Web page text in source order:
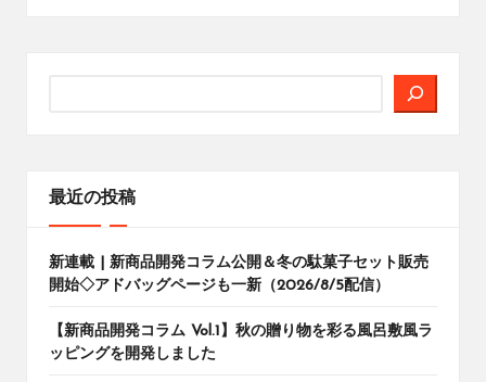
最近の投稿
新連載 | 新商品開発コラム公開＆冬の駄菓子セット販売
開始◇アドバッグページも一新（2026/8/5配信）
【新商品開発コラム Vol.1】秋の贈り物を彩る風呂敷風ラ
ッピングを開発しました